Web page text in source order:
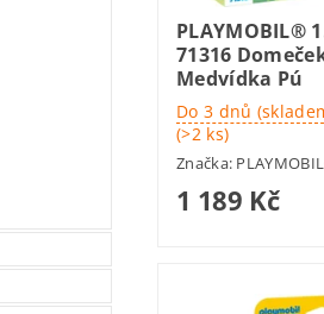
PLAYMOBIL®
71316
Medvídka Pú
Do 3 dnů
(>2 ks)
Značka:
1 189 Kč